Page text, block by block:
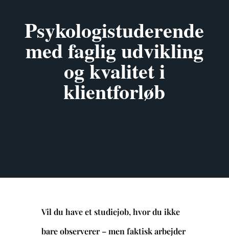
Psykologistuderende
med faglig udvikling
og kvalitet i
klientforløb
Vil du have et studiejob, hvor du ikke
bare observerer – men faktisk arbejder